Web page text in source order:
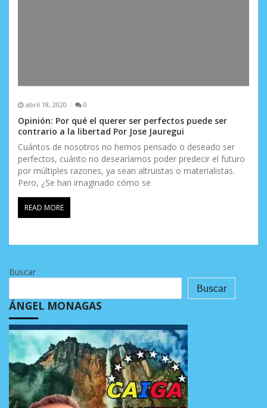
abril 18, 2020 0
Opinión: Por qué el querer ser perfectos puede ser
contrario a la libertad Por Jose Jauregui
Cuántos de nosotros no hemos pensado o deseado ser
perfectos, cuánto no desearíamos poder predecir el futuro
por múltiples razones, ya sean altruistas o materialistas.
Pero, ¿Se han imaginado cómo se
READ MORE
Buscar
Buscar
ÁNGEL MONAGAS